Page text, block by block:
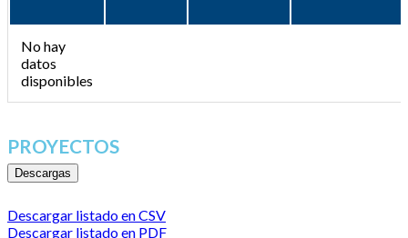
No hay
datos
disponibles
PROYECTOS
Descargas
Descargar listado en CSV
Descargar listado en PDF